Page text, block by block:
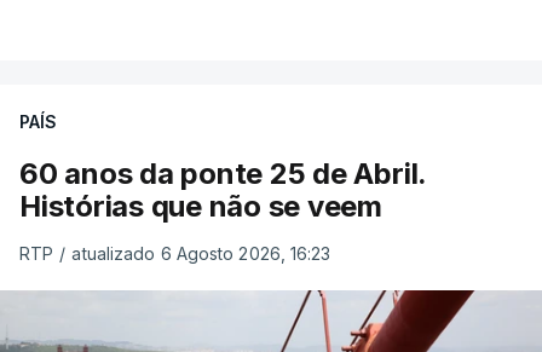
PAÍS
60 anos da ponte 25 de Abril.
Histórias que não se veem
RTP / atualizado 6 Agosto 2026, 16:23